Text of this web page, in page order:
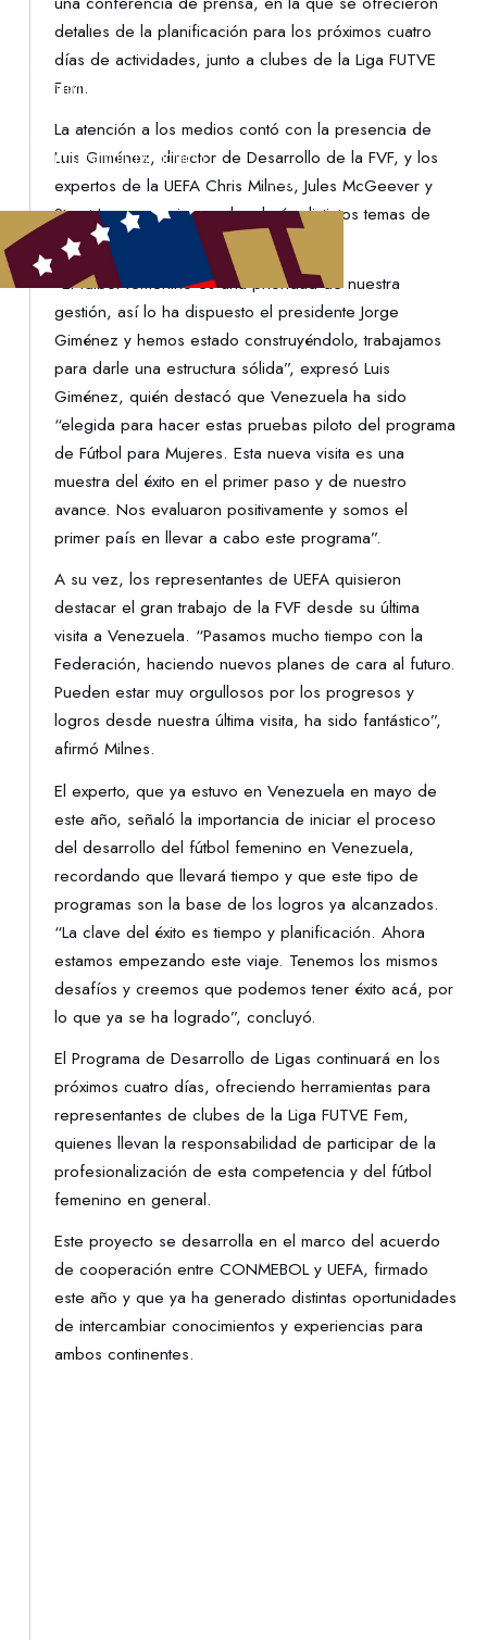
CONTACTO
DENUNCIAS
PROTECCIÓN DE LA INFANCIA
detalles de la planificación para los próximos cuatro
días de actividades, junto a clubes de la Liga FUTVE
Fem.
La atención a los medios contó con la presencia de
Luis Giménez, director de Desarrollo de la FVF, y los
expertos de la UEFA Chris Milnes, Jules McGeever y
Stuart Larman, quienes abordarán distintos temas de
estudio a lo largo de la semana.
“El fútbol femenino es una prioridad de nuestra
gestión, así lo ha dispuesto el presidente Jorge
Giménez y hemos estado construyéndolo, trabajamos
para darle una estructura sólida”, expresó Luis
Giménez, quién destacó que Venezuela ha sido
“elegida para hacer estas pruebas piloto del programa
de Fútbol para Mujeres. Esta nueva visita es una
muestra del éxito en el primer paso y de nuestro
avance. Nos evaluaron positivamente y somos el
primer país en llevar a cabo este programa”.
A su vez, los representantes de UEFA quisieron
destacar el gran trabajo de la FVF desde su última
visita a Venezuela. “Pasamos mucho tiempo con la
Federación, haciendo nuevos planes de cara al futuro.
Pueden estar muy orgullosos por los progresos y
logros desde nuestra última visita, ha sido fantástico”,
afirmó Milnes.
El experto, que ya estuvo en Venezuela en mayo de
este año, señaló la importancia de iniciar el proceso
del desarrollo del fútbol femenino en Venezuela,
recordando que llevará tiempo y que este tipo de
programas son la base de los logros ya alcanzados.
“La clave del éxito es tiempo y planificación. Ahora
estamos empezando este viaje. Tenemos los mismos
desafíos y creemos que podemos tener éxito acá, por
lo que ya se ha logrado”, concluyó.
El Programa de Desarrollo de Ligas continuará en los
próximos cuatro días, ofreciendo herramientas para
representantes de clubes de la Liga FUTVE Fem,
quienes llevan la responsabilidad de participar de la
profesionalización de esta competencia y del fútbol
femenino en general.
Este proyecto se desarrolla en el marco del acuerdo
de cooperación entre CONMEBOL y UEFA, firmado
este año y que ya ha generado distintas oportunidades
de intercambiar conocimientos y experiencias para
ambos continentes.